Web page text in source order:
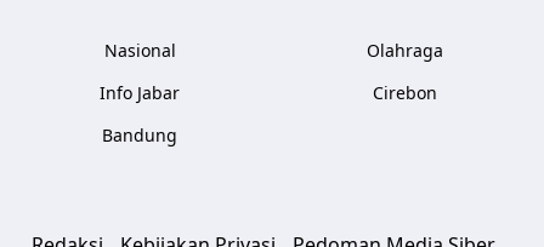
Nasional
Info Jabar
Bandung
Olahraga
Cirebon